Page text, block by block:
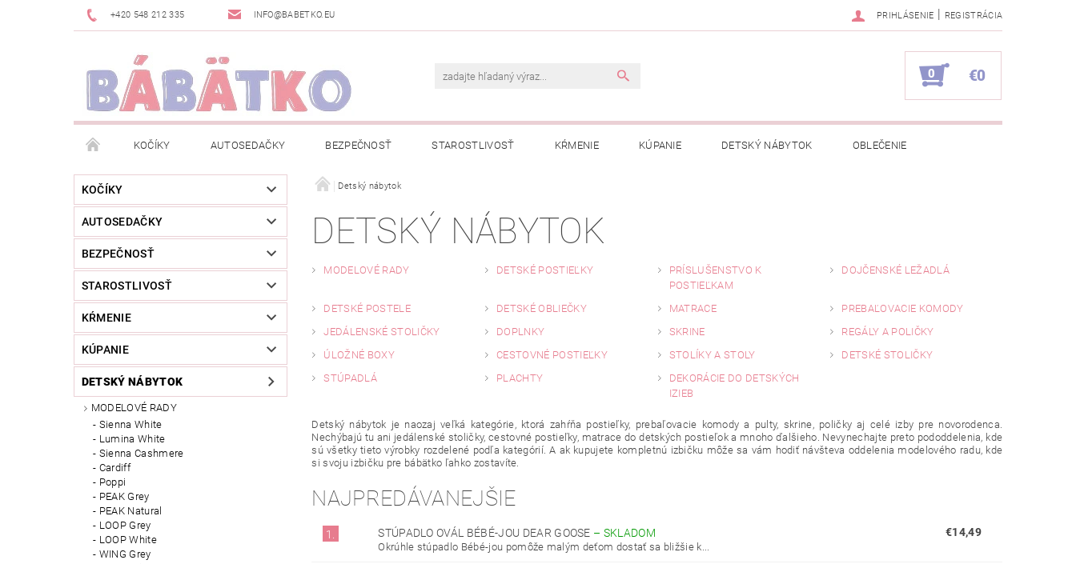
+420 548 212 335 INFO@BABETKO.EU PRIHLÁSENIE | REGISTRÁCIA
0 €0
KOČÍKY AUTOSEDAČKY BEZPEČNOSŤ STAROSTLIVOSŤ KŔMENIE KÚPANIE DETSKÝ NÁBYTOK OBLEČENIE
DOGSPACE POSLEDNÁ ŠANCA OBCHODNÉ PODMIENKY
NOVINKY MOJA OBJEDNÁVKA
KOČÍKY
AUTOSEDAČKY
BEZPEČNOSŤ
STAROSTLIVOSŤ
KŔMENIE
KÚPANIE
DETSKÝ NÁBYTOK
MODELOVÉ RADY
Sienna White
Lumina White
Sienna Cashmere
Cardiff
Poppi
PEAK Grey
PEAK Natural
LOOP Grey
LOOP White
WING Grey
Detský nábytok
DETSKÝ NÁBYTOK
MODELOVÉ RADY DETSKÉ POSTIEĽKY
PRÍSLUŠENSTVO K
POSTIEĽKAM
DOJČENSKÉ LEŽADLÁ
DETSKÉ POSTELE DETSKÉ OBLIEČKY MATRACE
PREBAĽOVACIE KOMODY
JEDÁLENSKÉ STOLIČKY
DOPLNKY SKRINE
REGÁLY A POLIČKY
ÚLOŽNÉ BOXY
CESTOVNÉ POSTIEĽKY STOLÍKY A STOLY
DETSKÉ STOLIČKY
STÚPADLÁ
PLACHTY
DEKORÁCIE DO DETSKÝCH
IZIEB
Detský nábytok je naozaj veľká kategórie, ktorá zahŕňa postieľky, prebaľovacie komody a pulty, skrine, poličky aj celé izby pre novorodenca.
Nechýbajú tu ani jedálenské stoličky, cestovné postieľky, matrace do detských postieľok a mnoho ďalšieho. Nevynechajte preto pododdelenia, kde
sú všetky tieto výrobky rozdelené podľa kategórií. A ak kupujete kompletnú izbičku môže sa vám hodiť návšteva oddelenia modelového radu, kde
si svoju izbičku pre bábätko ľahko zostavíte.
NAJPREDÁVANEJŠIE
1. STÚPADLO OVÁL BÉBÉ-JOU DEAR GOOSE – SKLADOM
Okrúhle stúpadlo Bébé-jou pomôže malým deťom dostať sa bližšie k...
€14,49